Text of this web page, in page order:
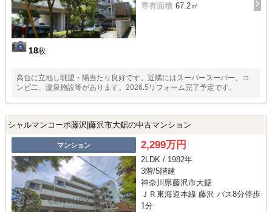
18枚
専有面積 67.2㎡
高台に立地し眺望・陽当たり良好です。近隣にはスーパースーパー、コ
ンビ二、温泉施設等があります。2026.5リフォーム完了予定です。
シャルマンコーポ藤沢|藤沢市大鋸の中古マンション
マンション 2,299万円
2LDK / 1982年
3階/5階建
神奈川県藤沢市大鋸
ＪＲ東海道本線 藤沢 バス8分停歩
1分